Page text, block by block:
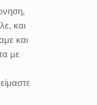
και
και
με